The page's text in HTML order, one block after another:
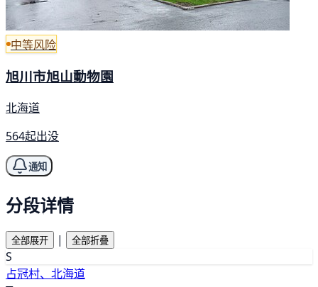
中等风险
旭川市旭山動物園
北海道
564起出没
通知
分段详情
全部展开 | 全部折叠
S
占冠村、北海道